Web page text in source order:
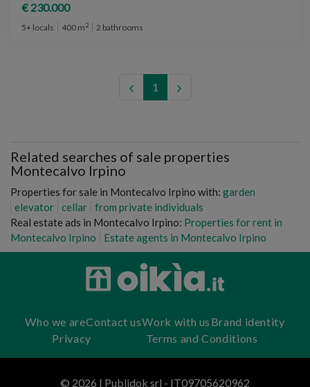
€ 230.000
5+ locals 400 m2 2 bathrooms
1
Related searches of sale properties
Montecalvo Irpino
Properties for sale in Montecalvo Irpino with: garden
elevator
cellar
from private individuals
Real estate ads in Montecalvo Irpino: Properties for rent in
Montecalvo Irpino
Estate agents in Montecalvo Irpino
Who we areContact usWork with us Brand identity
Privacy
Terms and Conditions
© 2026 | Publidok srl - IT09705620962